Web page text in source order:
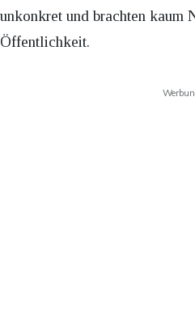
unkonkret und brachten kaum
Öffentlichkeit.